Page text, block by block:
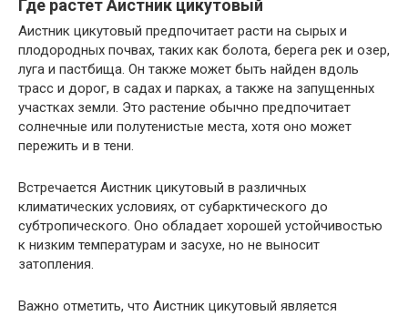
Где растет Аистник цикутовый
Аистник цикутовый предпочитает расти на сырых и
плодородных почвах, таких как болота, берега рек и озер,
луга и пастбища. Он также может быть найден вдоль
трасс и дорог, в садах и парках, а также на запущенных
участках земли. Это растение обычно предпочитает
солнечные или полутенистые места, хотя оно может
пережить и в тени.
Встречается Аистник цикутовый в различных
климатических условиях, от субарктического до
субтропического. Оно обладает хорошей устойчивостью
к низким температурам и засухе, но не выносит
затопления.
Важно отметить, что Аистник цикутовый является